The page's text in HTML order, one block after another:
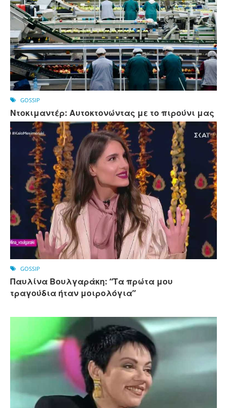
GOSSIP
Ντοκιμαντέρ: Αυτοκτονώντας με το πιρούνι μας
GOSSIP
Παυλίνα Βουλγαράκη: “Τα πρώτα μου
τραγούδια ήταν μοιρολόγια”